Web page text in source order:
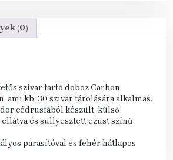
(0)
szivar tartó doboz Carbon
ami kb. 30 szivar tárolására alkalmas.
cédrusfából készült, külső
és süllyesztett ezüst színű
párásítóval és fehér hátlapos